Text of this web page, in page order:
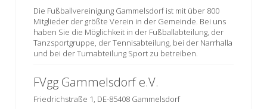
Die Fußballvereinigung Gammelsdorf ist mit über 800
Mitglieder der größte Verein in der Gemeinde. Bei uns
haben Sie die Möglichkeit in der Fußballabteilung, der
Tanzsportgruppe, der Tennisabteilung, bei der Narrhalla
und bei der Turnabteilung Sport zu betreiben.
FVgg Gammelsdorf e.V.
Friedrichstraße 1, DE-85408 Gammelsdorf